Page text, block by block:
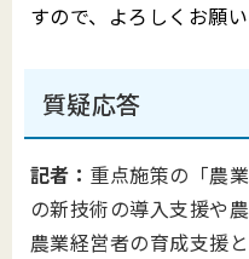
すので、よろしくお願い
質疑応答
記者： 重点施策の「農
の新技術の導入支援や
農業経営者の育成支援